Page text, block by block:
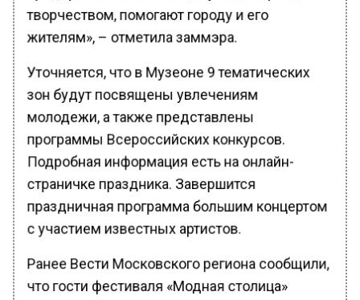
творчеством, помогают городу и его
жителям», – отметила заммэра.
Уточняется, что в Музеоне 9 тематических
зон будут посвящены увлечениям
молодежи, а также представлены
программы Всероссийских конкурсов.
Подробная информация есть на онлайн-
страничке праздника. Завершится
праздничная программа большим концертом
с участием известных артистов.
Ранее Вести Московского региона сообщили,
что гости фестиваля «Модная столица»